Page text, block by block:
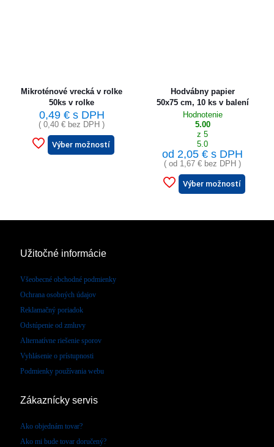
Mikroténové vrecká v rolke
50ks v rolke
0,49 €s DPH
( 0,40 € bez DPH )
Výber možností
Hodvábny papier
50x75 cm, 10 ks v balení
Hodnotenie
5.00
z 5
5.0
od 2,05 € s DPH
( od 1,67 € bez DPH )
Výber možností
Užitočné informácie
Všeobecné obchodné podmienky
Ochrana osobných údajov
Reklamačný poriadok
Odstúpenie od zmluvy
Alternatívne riešenie sporov
Vyhlásenie o prístupnosti
Podmienky používania webu
Zákaznícky servis
Ako objednám tovar?
Ako mi bude tovar doručený?